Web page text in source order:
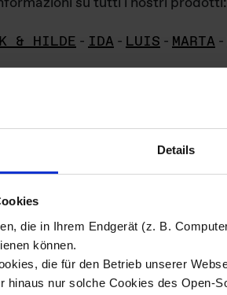
Details
die in Ihrem Endgerät (z. B.
können.
die für den Betrieb unserer
hinaus nur solche Cookies des Open-
& HILDE - IDA - LUIS - MARTA -
di
materiale fotografico sono